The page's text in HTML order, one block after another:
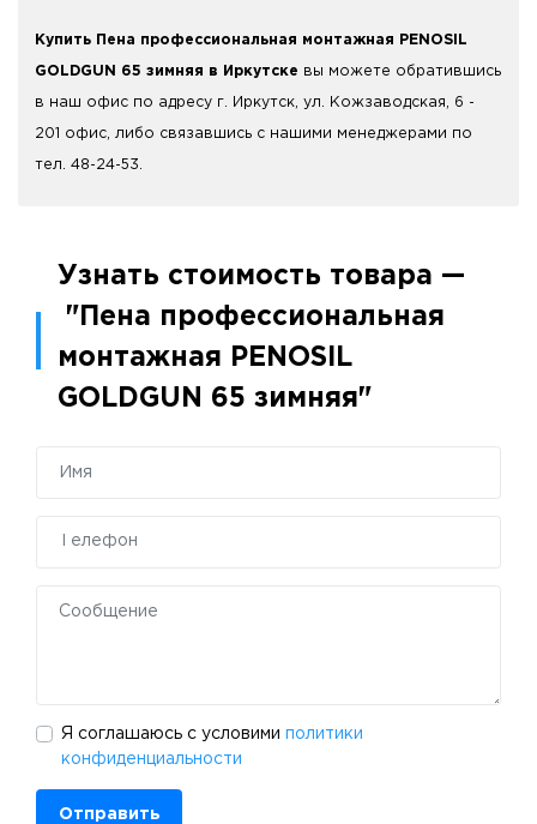
Купить Пена профессиональная монтажная PENOSIL
GOLDGUN 65 зимняя в Иркутске вы можете обратившись
в наш офис по адресу г. Иркутск, ул. Кожзаводская, 6 -
201 офис, либо связавшись с нашими менеджерами по
тел. 48-24-53.
Узнать стоимость товара —
"Пена профессиональная
монтажная PENOSIL
GOLDGUN 65 зимняя"
Я соглашаюсь с условими политики
конфиденциальности
Отправить